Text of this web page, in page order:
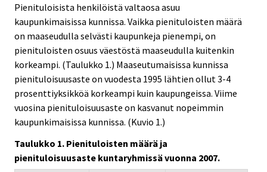
Pienituloisista henkilöistä valtaosa asuu
kaupunkimaisissa kunnissa. Vaikka pienituloisten määrä
on maaseudulla selvästi kaupunkeja pienempi, on
pienituloisten osuus väestöstä maaseudulla kuitenkin
korkeampi. (Taulukko 1.) Maaseutumaisissa kunnissa
pienituloisuusaste on vuodesta 1995 lähtien ollut 3-4
prosenttiyksikköä korkeampi kuin kaupungeissa. Viime
vuosina pienituloisuusaste on kasvanut nopeimmin
kaupunkimaisissa kunnissa. (Kuvio 1.)
Taulukko 1. Pienituloisten määrä ja
pienituloisuusaste kuntaryhmissä vuonna 2007.